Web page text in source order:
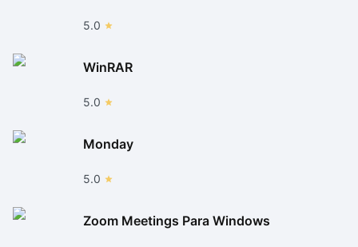
5.0
WinRAR
5.0
Monday
5.0
Zoom Meetings Para Windows